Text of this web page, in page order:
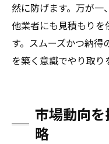
然に防げます。万が一
他業者にも見積もりを
す。スムーズかつ納
を築く意識でやり取り
市場動向
略